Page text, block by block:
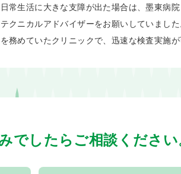
常生活に大きな支障が出た場合は、墨東病
クニカルアドバイザーをお願いしていまし
務めていたクリニックで、迅速な検査実施が
でしたらご相談ください